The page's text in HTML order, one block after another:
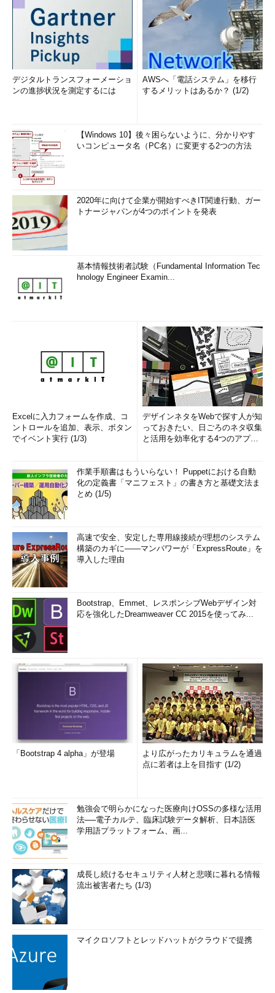
デジタルトランスフォーメーショ
ンの進捗状況を測定するには
AWSへ「電話システム」を移行
するメリットはあるか？ (1/2)
【Windows 10】後々困らないように、分かりやす
いコンピュータ名（PC名）に変更する2つの方法
2020年に向けて企業が開始すべきIT関連行動、ガー
トナージャパンが4つのポイントを発表
基本情報技術者試験（Fundamental Information Tec
hnology Engineer Examin...
Excelに入力フォームを作成、コ
ントロールを追加、表示、ボタン
でイベント実行 (1/3)
デザインネタをWebで探す人が知
っておきたい、日ごろのネタ収集
と活用を効率化する4つのアプリ
作業手順書はもういらない！ Puppetにおける自動
化の定義書「マニフェスト」の書き方と基礎文法ま
とめ (1/5)
高速で安全、安定した専用線接続が理想のシステム
構築のカギに――マンパワーが「ExpressRoute」を
導入した理由
Bootstrap、Emmet、レスポンシブWebデザイン対
応を強化したDreamweaver CC 2015を使ってみ...
「Bootstrap 4 alpha」が登場
より広がったカリキュラムを通過
点に若者は上を目指す (1/2)
勉強会で明らかになった医療向けOSSの多様な活用
法──電子カルテ、臨床試験データ解析、日本語医
学用語プラットフォーム、画...
成長し続けるセキュリティ人材と悲嘆に暮れる情報
流出被害者たち (1/3)
マイクロソフトとレッドハットがクラウドで提携